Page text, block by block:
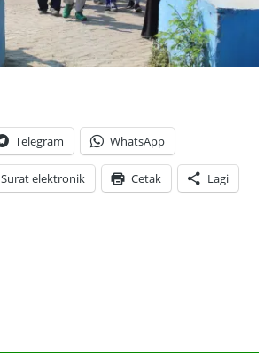
Telegram WhatsApp
Surat elektronik Cetak Lagi